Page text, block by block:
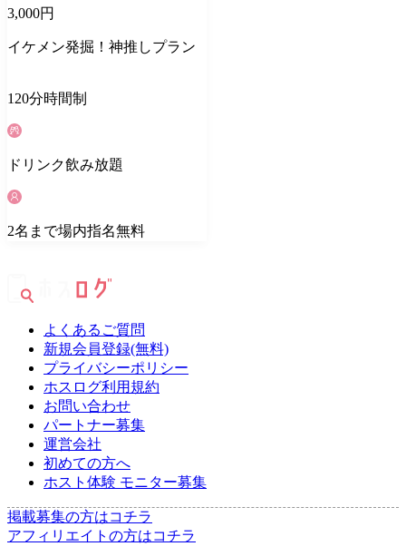
3,000円
イケメン発掘！神推しプラン
120分時間制
ドリンク飲み放題
2名 まで場内指名無料
よくあるご質問
新規会員登録(無料)
プライバシーポリシー
ホスログ利用規約
お問い合わせ
パートナー募集
運営会社
初めての方へ
ホスト体験 モニター募集
掲載募集の方はコチラ
アフィリエイトの方はコチラ